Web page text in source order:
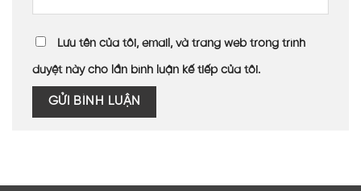
Lưu tên của tôi, email, và trang web trong trình
duyệt này cho lần bình luận kế tiếp của tôi.